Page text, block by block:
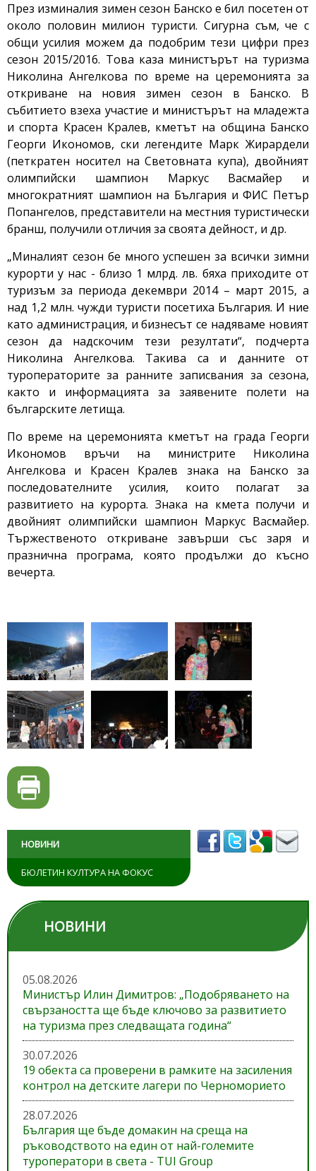
През изминалия зимен сезон Банско е бил посетен от
около половин милион туристи. Сигурна съм, че с
общи усилия можем да подобрим тези цифри през
сезон 2015/2016. Това каза министърът на туризма
Николина Ангелкова по време на церемонията за
откриване на новия зимен сезон в Банско. В
събитието взеха участие и министърът на младежта
и спорта Красен Кралев, кметът на община Банско
Георги Икономов, ски легендите Марк Жирардели
(петкратен носител на Световната купа), двойният
олимпийски шампион Маркус Васмайер и
многократният шампион на България и ФИС Петър
Попангелов, представители на местния туристически
бранш, получили отличия за своята дейност, и др.
„Миналият сезон бе много успешен за всички зимни
курорти у нас - близо 1 млрд. лв. бяха приходите от
туризъм за периода декември 2014 – март 2015, а
над 1,2 млн. чужди туристи посетиха България. И ние
като администрация, и бизнесът се надяваме новият
сезон да надскочим тези резултати“, подчерта
Николина Ангелкова. Такива са и данните от
туроператорите за ранните записвания за сезона,
както и информацията за заявените полети на
българските летища.
По време на церемонията кметът на града Георги
Икономов връчи на министрите Николина
Ангелкова и Красен Кралев знака на Банско за
последователните усилия, които полагат за
развитието на курорта. Знака на кмета получи и
двойният олимпийски шампион Маркус Васмайер.
Тържественото откриване завърши със заря и
празнична програма, която продължи до късно
вечерта.
НОВИНИ
БЮЛЕТИН КУЛТУРА НА ФОКУС
НОВИНИ
05.08.2026
Министър Илин Димитров: „Подобряването на
свързаността ще бъде ключово за развитието
на туризма през следващата година“
30.07.2026
19 обекта са проверени в рамките на засиления
контрол на детските лагери по Черноморието
28.07.2026
България ще бъде домакин на среща на
ръководството на един от най-големите
туроператори в света - TUI Group